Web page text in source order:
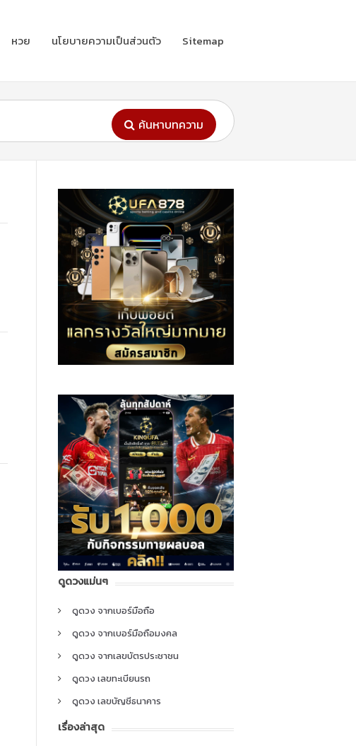
หวย นโยบายความเป็นส่วนตัว Sitemap
ค้นหาบทความ
ดูดวงแม่นๆ
ดูดวง จากเบอร์มือถือ
ดูดวง จากเบอร์มือถือมงคล
ดูดวง จากเลขบัตรประชาชน
ดูดวง เลขทะเบียนรถ
ดูดวง เลขบัญชีธนาคาร
เรื่องล่าสุด